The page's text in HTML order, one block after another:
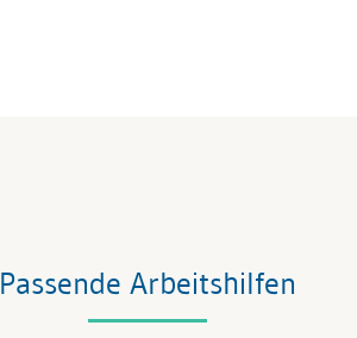
Passende Arbeitshilfen